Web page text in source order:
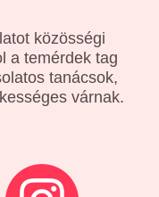
közösségi
a temérdek tag
tanácsok,
várnak.